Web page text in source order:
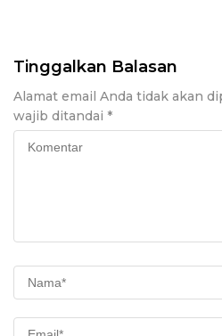
Tinggalkan Balasan
Alamat email Anda tidak akan
wajib ditandai *